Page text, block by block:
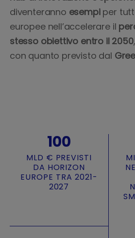
diventeranno esempiper
europee nell’accelerare il
stesso obiettivo entro il 2050
con quanto previsto dal
100
MLD € PREVISTI
DA HORIZON
EUROPE TRA 2021-
2027